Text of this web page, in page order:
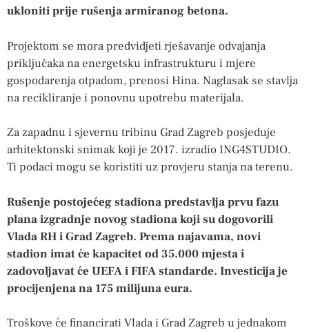
ukloniti prije rušenja armiranog betona.
Projektom se mora predvidjeti rješavanje odvajanja
priključaka na energetsku infrastrukturu i mjere
gospodarenja otpadom, prenosi Hina. Naglasak se stavlja
na recikliranje i ponovnu upotrebu materijala.
Za zapadnu i sjevernu tribinu Grad Zagreb posjeduje
arhitektonski snimak koji je 2017. izradio ING4STUDIO.
Ti podaci mogu se koristiti uz provjeru stanja na terenu.
Rušenje postojećeg stadiona predstavlja prvu fazu
plana izgradnje novog stadiona koji su dogovorili
Vlada RH i Grad Zagreb. Prema najavama, novi
stadion imat će kapacitet od 35.000 mjesta i
zadovoljavat će UEFA i FIFA standarde. Investicija je
procijenjena na 175 milijuna eura.
Troškove će financirati Vlada i Grad Zagreb u jednakom